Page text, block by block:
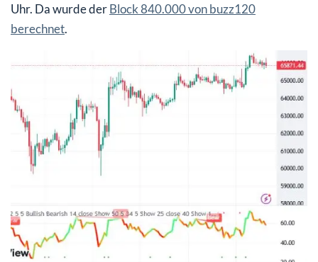
Uhr. Da wurde derBlock 840.000 von buzz120
berechnet.